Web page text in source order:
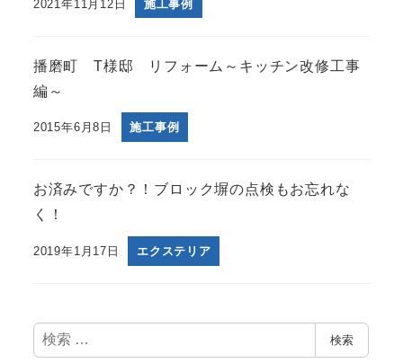
2021年11月12日 施工事例
播磨町 T様邸 リフォーム～キッチン改修工事
編～
2015年6月8日 施工事例
お済みですか？！ブロック塀の点検もお忘れな
く！
2019年1月17日 エクステリア
検
索
検索